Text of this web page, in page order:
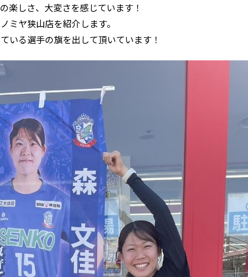
楽しさ、大変さを感じています！
ミヤ狭山店を紹介します。
いる選手の旗を出して頂いています！